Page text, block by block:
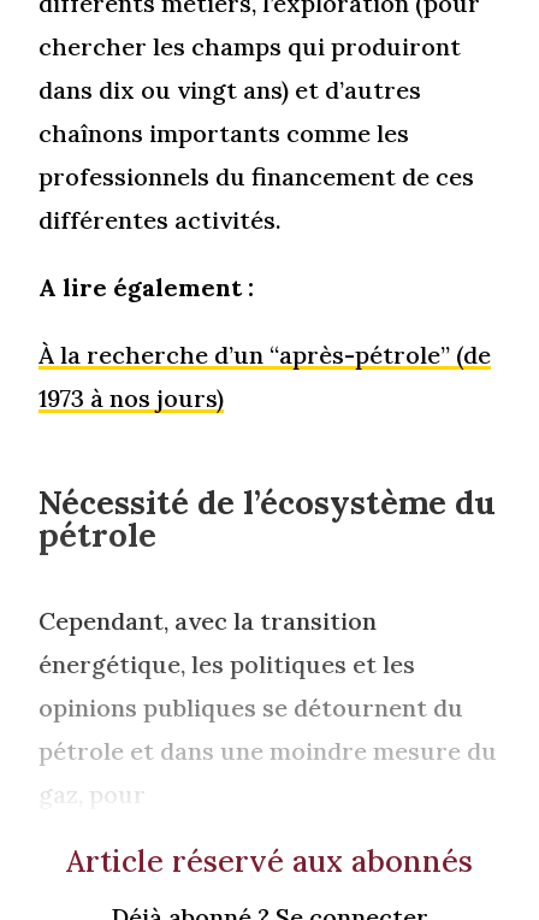
chercher les champs qui produiront
dans dix ou vingt ans) et d’autres
chaînons importants comme les
professionnels du financement de ces
différentes activités.
A lire également :
À la recherche d’un “après-pétrole” (de
1973 à nos jours)
Nécessité de l’écosystème du
pétrole
Cependant, avec la transition
énergétique, les politiques et les
opinions publiques se détournent du
pétrole et dans une moindre mesure du
gaz, pour
Article réservé aux abonnés